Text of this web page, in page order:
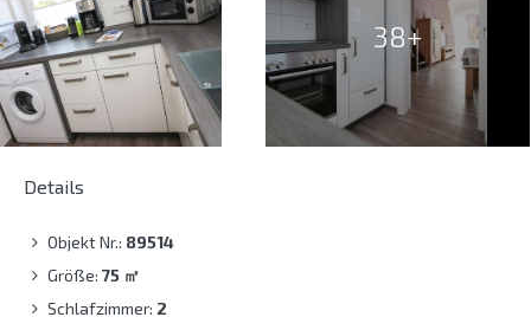
38+
Details
Objekt Nr.: 89514
Größe: 75 ㎡
Schlafzimmer: 2